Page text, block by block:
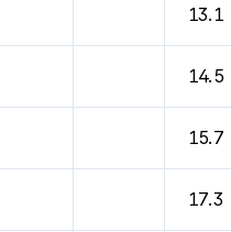
13.1
14.5
15.7
17.3